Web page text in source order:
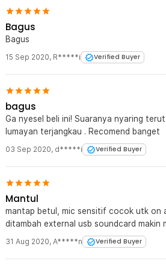
Bagus
Bagus
15 Sep 2020, R*****i Verified Buyer
bagus
Ga nyesel beli ini! Suaranya nyaring
lumayan terjangkau . Recomend banget
03 Sep 2020, d*****i Verified Buyer
Mantul
mantap betul, mic sensitif cocok utk on
ditambah external usb soundcard makin
31 Aug 2020, A*****n Verified Buyer